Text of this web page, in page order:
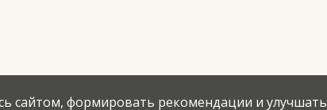
сайтом, формировать рекомендации и улучшать